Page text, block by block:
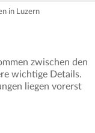
in Luzern
zwischen den
wichtige Details.
liegen vorerst